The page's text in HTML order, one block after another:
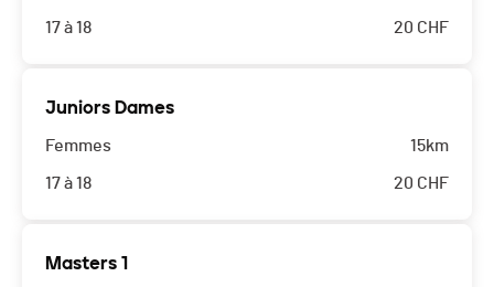
17 à 18 20 CHF
Juniors Dames
Femmes
17 à 18
15km
20 CHF
Masters 1